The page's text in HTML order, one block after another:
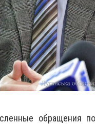
обращения